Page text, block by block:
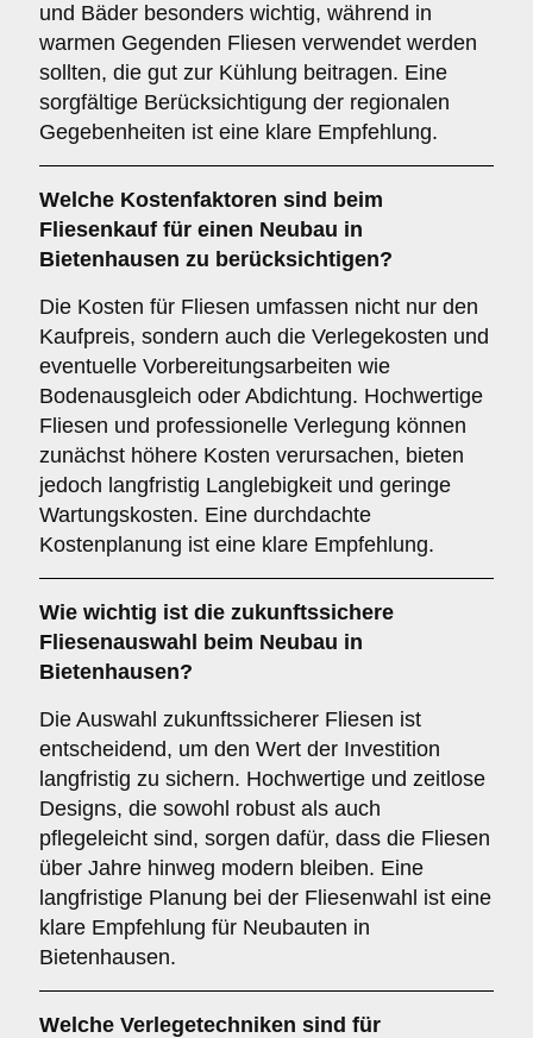
und Bäder besonders wichtig, während in
warmen Gegenden Fliesen verwendet werden
sollten, die gut zur Kühlung beitragen. Eine
sorgfältige Berücksichtigung der regionalen
Gegebenheiten ist eine klare Empfehlung.
Welche Kostenfaktoren sind beim
Fliesenkauf für einen Neubau in
Bietenhausen zu berücksichtigen?
Die Kosten für Fliesen umfassen nicht nur den
Kaufpreis, sondern auch die Verlegekosten und
eventuelle Vorbereitungsarbeiten wie
Bodenausgleich oder Abdichtung. Hochwertige
Fliesen und professionelle Verlegung können
zunächst höhere Kosten verursachen, bieten
jedoch langfristig Langlebigkeit und geringe
Wartungskosten. Eine durchdachte
Kostenplanung ist eine klare Empfehlung.
Wie wichtig ist die zukunftssichere
Fliesenauswahl beim Neubau in
Bietenhausen?
Die Auswahl zukunftssicherer Fliesen ist
entscheidend, um den Wert der Investition
langfristig zu sichern. Hochwertige und zeitlose
Designs, die sowohl robust als auch
pflegeleicht sind, sorgen dafür, dass die Fliesen
über Jahre hinweg modern bleiben. Eine
langfristige Planung bei der Fliesenwahl ist eine
klare Empfehlung für Neubauten in
Bietenhausen.
Welche Verlegetechniken sind für